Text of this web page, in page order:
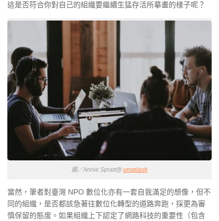
這是否符合你對自己的組織要繼續生猛存活所摹畫的樣子呢？
圖／Annie Spratt@ unsplash
當然，筆者對臺灣 NPO 數位化亦有一套自我滿足的想像，但不
同的組織，是否都該急著往數位化轉型的道路奔跑，採更為審
慎保留的態度。如果組織上下認定了網路科技的重要性（包含